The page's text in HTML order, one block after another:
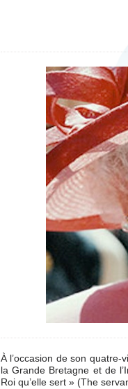
À l’occasion de son
la Grande Bretagne et de
Roi qu’elle sert » (The